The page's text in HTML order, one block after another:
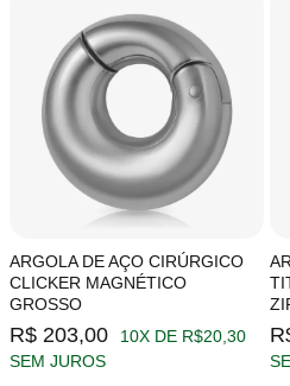
ARGOLA DE AÇO CIRÚRGICO
CLICKER MAGNÉTICO
GROSSO
R$ 203,00
10X DE R$20,30
SEM JUROS